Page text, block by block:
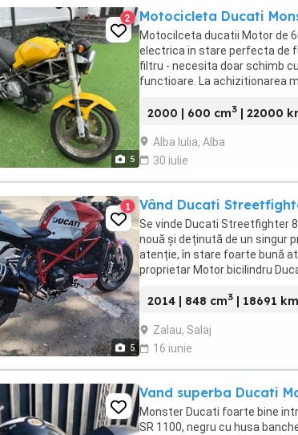
5
2 Motocicleta Ducati
Motocilceta ducatii Motor de
electrica in stare perfecta de
filtru - necesita doar schimb
functioare. La achizitionarea
2000 | 600 cm3 | 22000
Alba Iulia, Alba
30 iulie
5
1 Vând Ducati
Se vinde Ducati Streetfighter
nouă și deținută de un singur
atenție, în stare foarte bună
proprietar Motor bicilindru
2014 | 848 cm3 | 18691 km
Zalau, Salaj
16 iunie
Vand superba Ducati
Monster Ducati foarte bine
SR 1100, negru cu husa